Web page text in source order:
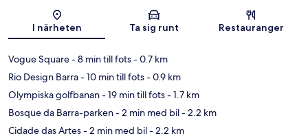
I närheten Ta sig runt Restauranger
Vogue Square- 8 min till fots- 0.7 km
Rio Design Barra- 10 min till fots- 0.9 km
Olympiska golfbanan- 19 min till fots- 1.7 km
Bosque da Barra-parken- 2 min med bil- 2.2 km
Cidade das Artes- 2 min med bil- 2.2 km